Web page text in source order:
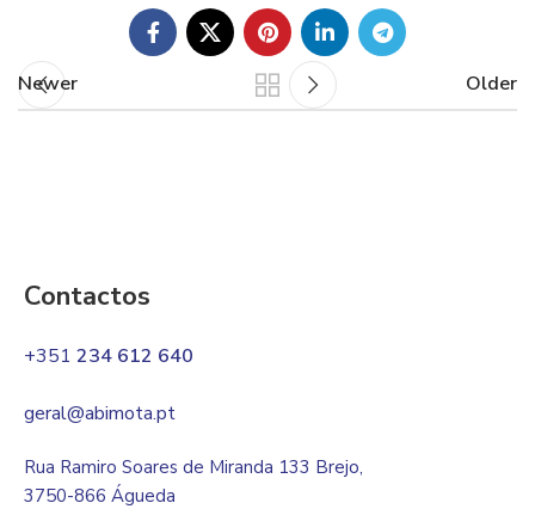
Newer Older
Contactos
+351 234 612 640
geral@abimota.pt
Rua Ramiro Soares de Miranda 133 Brejo,
3750-866 Águeda